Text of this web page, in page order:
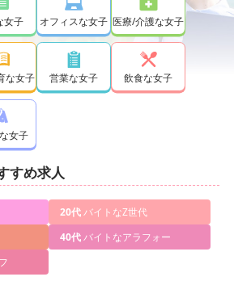
女子 オフィスな女子 医療/介護な女子
な女子 営業な女子 飲食な女子
女子
すめ求人
20代バイトなZ世代
40代バイトなアラフォー